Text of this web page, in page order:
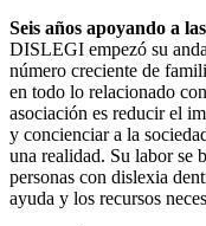
Seis años apoyando a
DISLEGI empezó su
número creciente de
en todo lo relacionado
asociación es reducir el
y concienciar a la
una realidad. Su labor se
personas con dislexia
ayuda y los recursos